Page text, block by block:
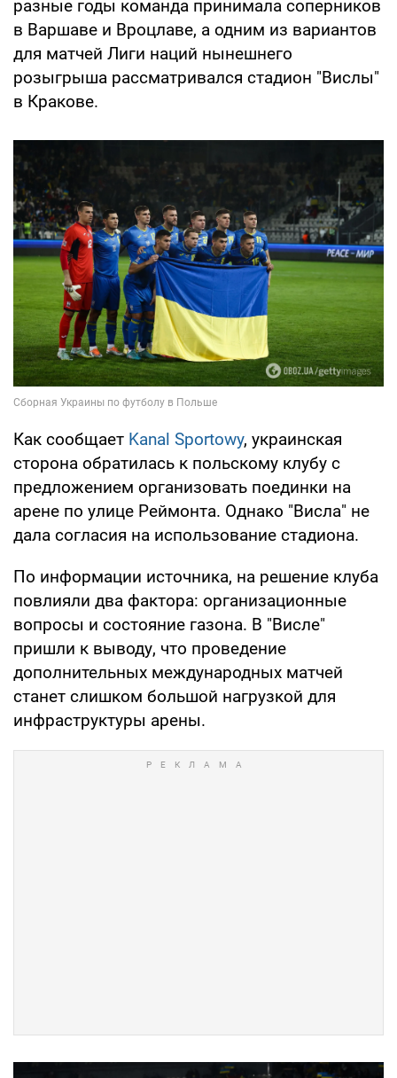
разные годы команда принимала соперников
в Варшаве и Вроцлаве, а одним из вариантов
для матчей Лиги наций нынешнего
розыгрыша рассматривался стадион "Вислы"
в Кракове.
Как сообщает Kanal Sportowy, украинская
сторона обратилась к польскому клубу с
предложением организовать поединки на
арене по улице Реймонта. Однако "Висла" не
дала согласия на использование стадиона.
По информации источника, на решение клуба
повлияли два фактора: организационные
вопросы и состояние газона. В "Висле"
пришли к выводу, что проведение
дополнительных международных матчей
станет слишком большой нагрузкой для
инфраструктуры арены.